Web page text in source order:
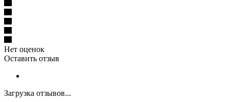
Нет оценок
Оставить отзыв
Загрузка отзывов...